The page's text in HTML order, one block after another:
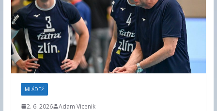
MLÁDEŽ
2. 6. 2026 Adam Vicenik